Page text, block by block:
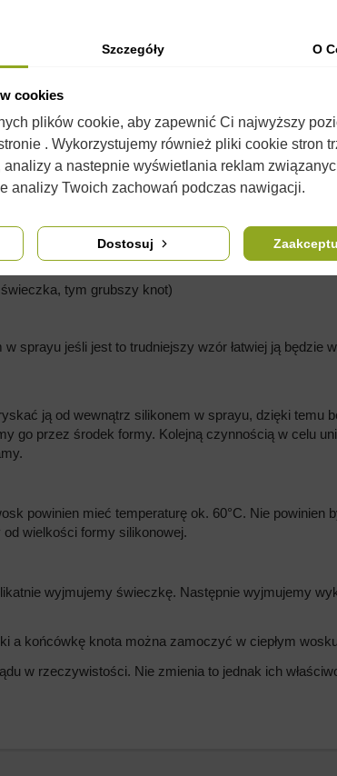
SZCZEGÓŁY PRODUKTU
właściwościach umożliwiających wielokrotne
w sprayu. Silikon jest jednocześnie
produkcji świecprzydadzą się barwniki i
tym grubszy knot)
sprayu jeśli jest to trudniejszy wzór łatwiej ją będzie
ją od wewnątrz silikonem w sprayu, dzięki temu
go przez środek formy. Kolejną czynnością w celu
powinien mieć temperaturę ok. 60°C. Nie
wielkości formy silikonowej.
wyjmujemy świeczkę. Następnie wyjmujemy
a końcówkę knota można zamoczyć w ciepłym
w rzeczywistości. Nie zmienia to jednak ich
Szczegóły O
cookies
plików cookie, aby zapewnić Ci najwyższy
. Wykorzystujemy również pliki cookie stron
analizy a nastepnie wyświetlania reklam
analizy Twoich zachowań podczas nawigacji.
Dostosuj